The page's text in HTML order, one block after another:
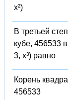
x²)
В третьей
кубе, 456533
3, x³) равно
Корень
456533